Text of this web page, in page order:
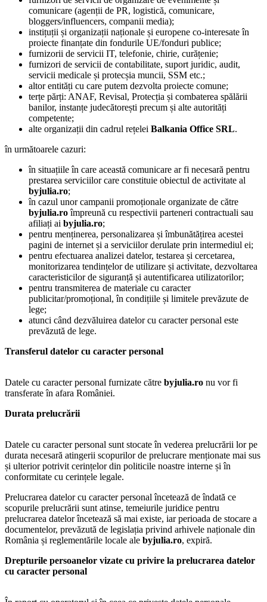
comunicare (agenții de PR, logistică, comunicare,
bloggers/influencers, companii media);
instițuții și organizații naționale și europene co-interesate în
proiecte finanțate din fondurile UE/fonduri publice;
furnizorii de servicii IT, telefonie, chirie, curățenie;
furnizori de servicii de contabilitate, suport juridic, audit,
servicii medicale și protecșia muncii, SSM etc.;
altor entități cu care putem dezvolta proiecte comune;
terțe părți: ANAF, Revisal, Protecția și combaterea spălării
banilor, instanțe judecătorești precum și alte autorități
competente;
alte organizații din cadrul rețelei Balkania Office SRL.
în următoarele cazuri:
în situațiile în care această comunicare ar fi necesară pentru
prestarea serviciilor care constituie obiectul de activitate al
byjulia.ro;
în cazul unor campanii promoționale organizate de către
byjulia.roîmpreună cu respectivii parteneri contractuali sau
afiliați ai byjulia.ro;
pentru menținerea, personalizarea și îmbunătățirea acestei
pagini de internet și a serviciilor derulate prin intermediul ei;
pentru efectuarea analizei datelor, testarea și cercetarea,
monitorizarea tendințelor de utilizare și activitate, dezvoltarea
caracteristicilor de siguranță și autentificarea utilizatorilor;
pentru transmiterea de materiale cu caracter
publicitar/promoțional, în condițiile și limitele prevăzute de
lege;
atunci când dezvăluirea datelor cu caracter personal este
prevăzută de lege.
Transferul datelor cu caracter personal
Datele cu caracter personal furnizate către byjulia.ro nu vor fi
transferate în afara României.
Durata prelucrării
Datele cu caracter personal sunt stocate în vederea prelucrării lor pe
durata necesară atingerii scopurilor de prelucrare menționate mai sus
și ulterior potrivit cerințelor din politicile noastre interne și în
conformitate cu cerințele legale.
Prelucrarea datelor cu caracter personal încetează de îndată ce
scopurile prelucrării sunt atinse, temeiurile juridice pentru
prelucrarea datelor încetează să mai existe, iar perioada de stocare a
documentelor, prevăzută de legislația privind arhivele naționale din
România și reglementările locale ale byjulia.ro, expiră.
Drepturile persoanelor vizate cu privire la prelucrarea datelor
cu caracter personal